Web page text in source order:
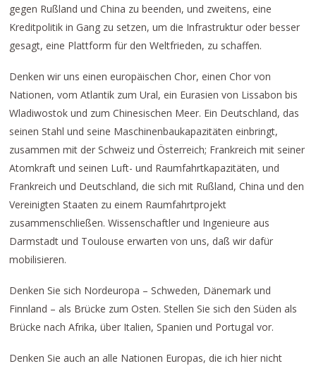
gegen Rußland und China zu beenden, und zweitens, eine
Kreditpolitik in Gang zu setzen, um die Infrastruktur oder besser
gesagt, eine Plattform für den Weltfrieden, zu schaffen.
Denken wir uns einen europäischen Chor, einen Chor von
Nationen, vom Atlantik zum Ural, ein Eurasien von Lissabon bis
Wladiwostok und zum Chinesischen Meer. Ein Deutschland, das
seinen Stahl und seine Maschinenbaukapazitäten einbringt,
zusammen mit der Schweiz und Österreich; Frankreich mit seiner
Atomkraft und seinen Luft- und Raumfahrtkapazitäten, und
Frankreich und Deutschland, die sich mit Rußland, China und den
Vereinigten Staaten zu einem Raumfahrtprojekt
zusammenschließen. Wissenschaftler und Ingenieure aus
Darmstadt und Toulouse erwarten von uns, daß wir dafür
mobilisieren.
Denken Sie sich Nordeuropa – Schweden, Dänemark und
Finnland – als Brücke zum Osten. Stellen Sie sich den Süden als
Brücke nach Afrika, über Italien, Spanien und Portugal vor.
Denken Sie auch an alle Nationen Europas, die ich hier nicht